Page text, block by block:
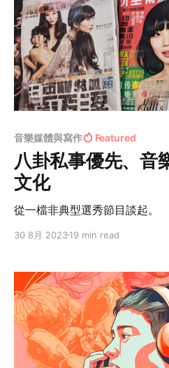
音樂媒體與寫作 Featured
八卦私事優先、音
文化
從一檔非典型選秀節目談起。
30 8月 202319 min read